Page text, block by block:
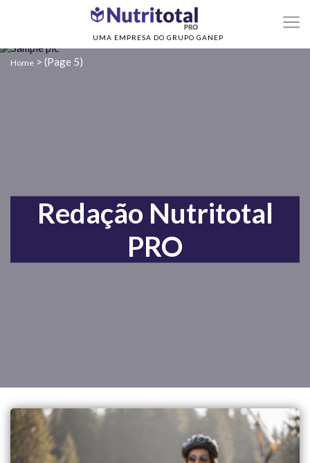
UMA EMPRESA DO GRUPO GANEP
Home > (Page 5)
Redação Nutritotal
PRO